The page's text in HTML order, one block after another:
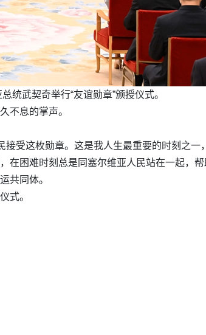
统武契奇举行“友谊勋章”颁授仪式。
不息的掌声。
受这枚勋章。这是我人生最重要的时刻之一
在困难时刻总是同塞尔维亚人民站在一起，
共同体。
式。